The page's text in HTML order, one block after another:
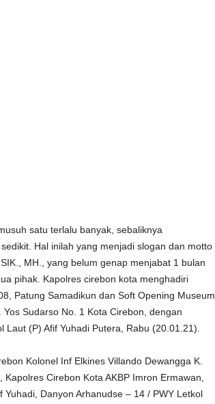
satu terlalu banyak, sebaliknya
Hal inilah yang menjadi slogan dan motto
MH., yang belum genap menjabat 1 bulan
pihak. Kapolres cirebon kota menghadiri
Patung Samadikun dan Soft Opening Museum
Sudarso No. 1 Kota Cirebon, dengan
(P) Afif Yuhadi Putera, Rabu (20.01.21).
Kolonel Inf Elkines Villando Dewangga K.
Cirebon Kota AKBP Imron Ermawan,
Danyon Arhanudse – 14 / PWY Letkol